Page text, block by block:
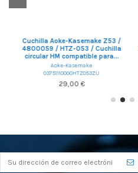
Cuchilla Aoke-Kasemake Z53 /
4800059 / HTZ-053 / Cuchilla
circular HM compatible para...
Aoke-Kasemake
03751110000HTZ053ZU
29,00 €